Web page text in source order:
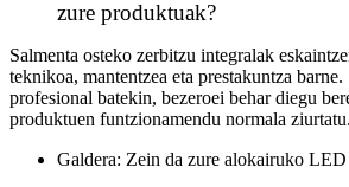
zure produktuak?
Salmenta osteko zerbitzu integralak
teknikoa, mantentzea eta prestakuntza
profesional batekin, bezeroei behar diegu
produktuen funtzionamendu normala ziurtatu.
Galdera: Zein da zure alokairuko